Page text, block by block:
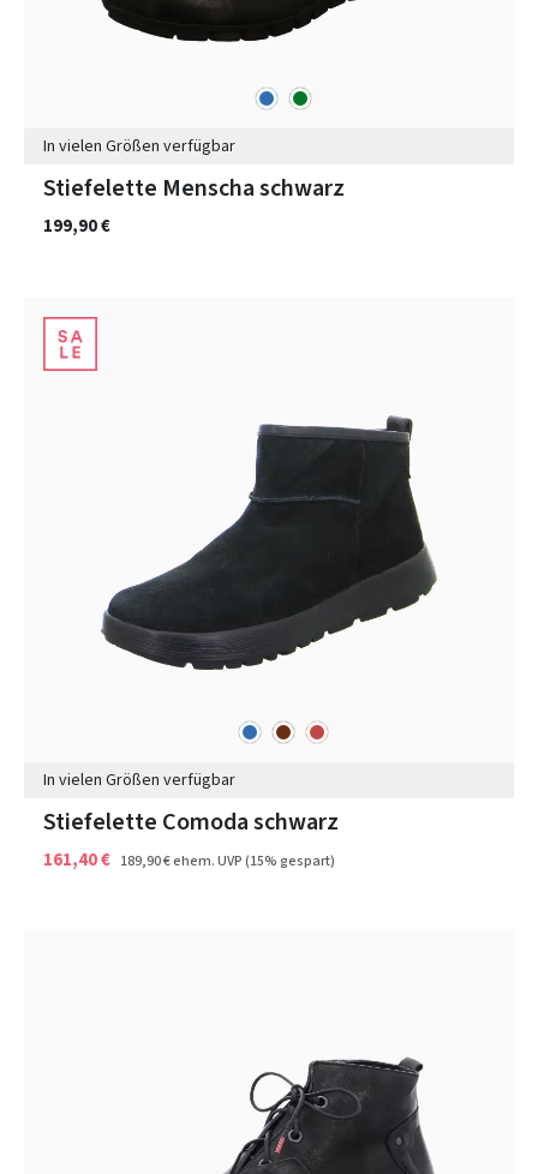
blau grün
In vielen Größen verfügbar
Stiefelette Menscha schwarz
199,90 €
blau braunrot
In vielen Größen verfügbar
Stiefelette Comoda schwarz
161,40 € 189,90 €ehem. UVP(15% gespart)